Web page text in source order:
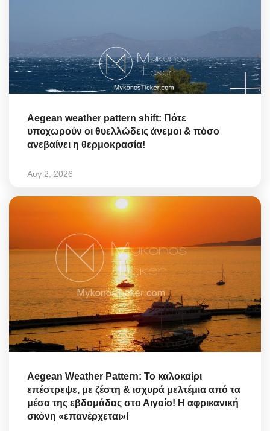
Aegean weather pattern shift: Πότε
υποχωρούν οι θυελλώδεις άνεμοι & πόσο
ανεβαίνει η θερμοκρασία!
Αυγ 2, 2026
Aegean Weather Pattern: Το καλοκαίρι
επέστρεψε, με ζέστη & ισχυρά μελτέμια από τα
μέσα της εβδομάδας στο Αιγαίο! Η αφρικανική
σκόνη «επανέρχεται»!